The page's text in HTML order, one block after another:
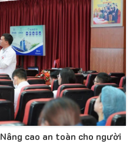
cao an toàn cho người